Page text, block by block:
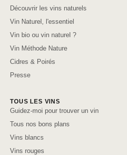
Découvrir les vins naturels
Vin Naturel, l'essentiel
Vin bio ou vin naturel ?
Vin Méthode Nature
Cidres & Poirés
Presse
TOUS LES VINS
Guidez-moi pour trouver un vin
Tous nos bons plans
Vins blancs
Vins rouges